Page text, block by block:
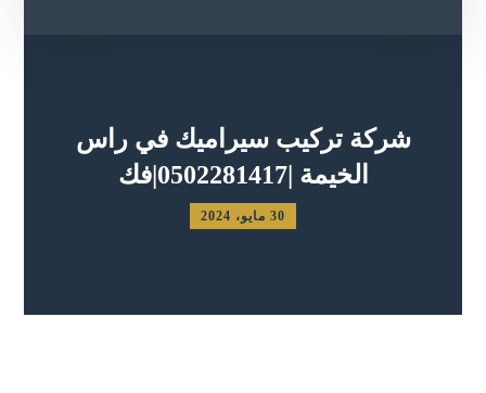
شركة تركيب سيراميك في راس
الخيمة |0502281417|فك
30 مايو، 2024